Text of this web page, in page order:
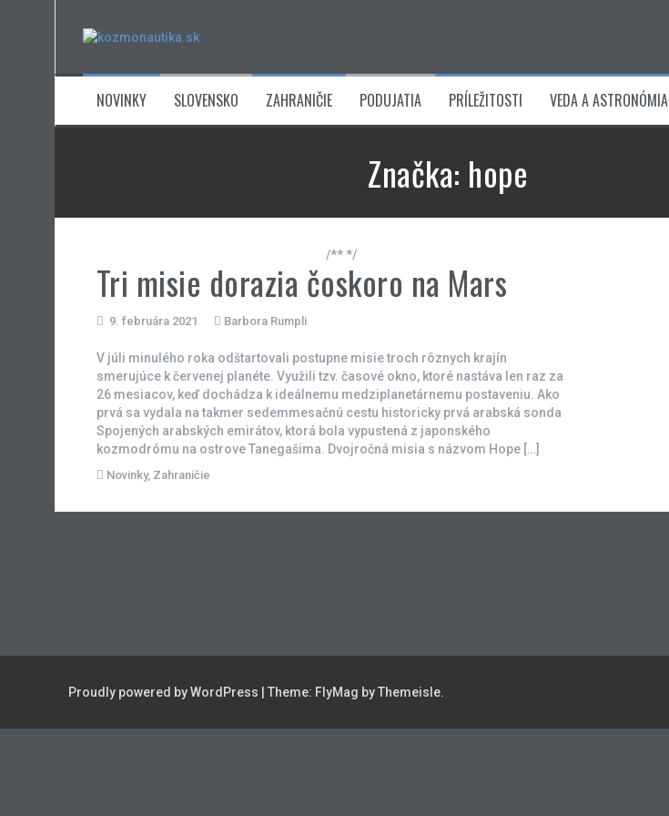
NOVINKY SLOVENSKO ZAHRANIČIE PODUJATIA PRÍLEŽITOSTI VEDA A ASTRONÓMIA
Značka: hope
/** */
Tri misie dorazia čoskoro na Mars
9. februára 2021 Barbora Rumpli
V júli minulého roka odštartovali postupne misie troch rôznych krajín
smerujúce k červenej planéte. Využili tzv. časové okno, ktoré nastáva len raz za
26 mesiacov, keď dochádza k ideálnemu medziplanetárnemu postaveniu. Ako
prvá sa vydala na takmer sedemmesačnú cestu historicky prvá arabská sonda
Spojených arabských emirátov, ktorá bola vypustená z japonského
kozmodrómu na ostrove Tanegašima. Dvojročná misia s názvom Hope […]
Novinky, Zahraničie
Proudly powered by WordPress Theme: FlyMag by Themeisle.